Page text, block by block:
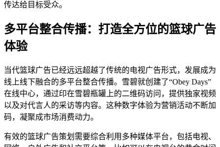
传达给目标受众。
多平台整合传播：打造全方位的篮球广告
体验
当代篮球广告已经远远超越了传统的电视广告形式，发展成为
线上线下融合的多平台整合传播。雪碧就创建了“Obey Days”
在线中心，通过印在雪碧瓶罐上的二维码访问，提供独家视频
以及对代言人的采访等内容。这种数字体验为营销活动不断加
码，凝聚成市场消费动力。
有效的篮球广告策划需要综合利用多种媒体平台，包括电视、